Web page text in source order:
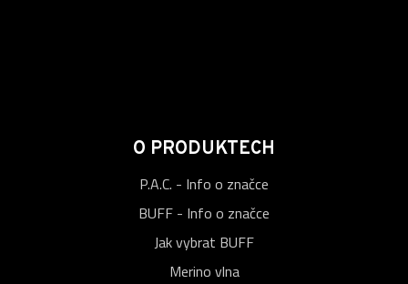
O PRODUKTECH
P.A.C. - Info o značce
BUFF - Info o značce
Jak vybrat BUFF
Merino vlna